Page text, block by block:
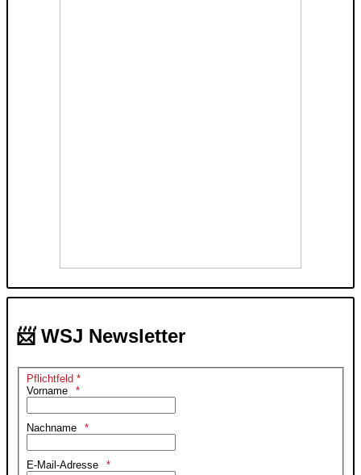
📨 WSJ Newsletter
Pflichtfeld *
Vorname
Nachname
E-Mail-Adresse